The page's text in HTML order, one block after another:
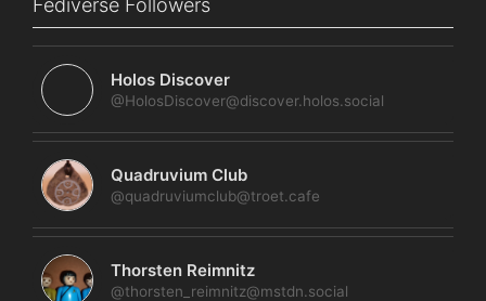
Fediverse Followers
Holos Discover
@HolosDiscover@discover.holos.social
Quadruvium Club
@quadruviumclub@troet.cafe
Thorsten Reimnitz
@thorsten_reimnitz@mstdn.social